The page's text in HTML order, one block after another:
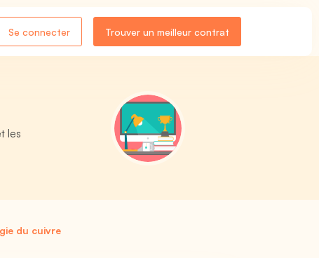
Se connecter Trouver un meilleur contrat
les
du cuivre